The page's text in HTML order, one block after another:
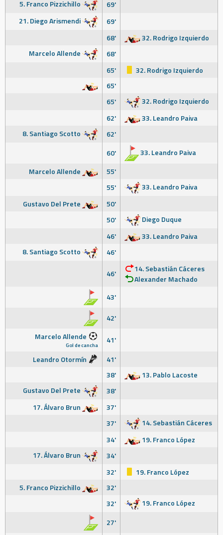
5. Franco Pizzichillo
69'
21. Diego Arismendi
69'
68'
32. Rodrigo Izquierdo
Marcelo Allende
68'
65'
32. Rodrigo Izquierdo
65'
65'
32. Rodrigo Izquierdo
62'
33. Leandro Paiva
8. Santiago Scotto
62'
60'
33. Leandro Paiva
Marcelo Allende
55'
55'
33. Leandro Paiva
Gustavo Del Prete
50'
50'
Diego Duque
46'
33. Leandro Paiva
8. Santiago Scotto
46'
46'
14. Sebastián Cáceres
Alexander Machado
43'
42'
Marcelo Allende
Gol de cancha
41'
Leandro Otormín
41'
38'
13. Pablo Lacoste
Gustavo Del Prete
38'
17. Álvaro Brun
37'
37'
14. Sebastián Cáceres
34'
19. Franco López
17. Álvaro Brun
34'
32'
19. Franco López
5. Franco Pizzichillo
32'
32'
19. Franco López
27'